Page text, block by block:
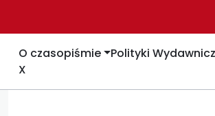
O czasopiśmie Polityki
X